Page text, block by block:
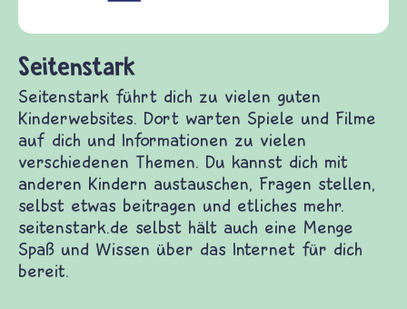
Dort warten Spiele und Filme auf dich
Du kannst dich mit anderen Kindern
und etliches mehr. seitenstark.de selbst
und Frieden, Streit und Gewalt.